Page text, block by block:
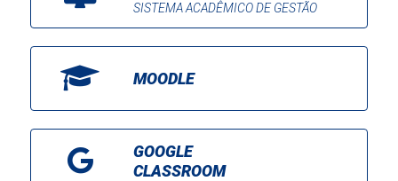
SISTEMA ACADÊMICO DE GESTÃO
MOODLE
GOOGLE
CLASSROOM